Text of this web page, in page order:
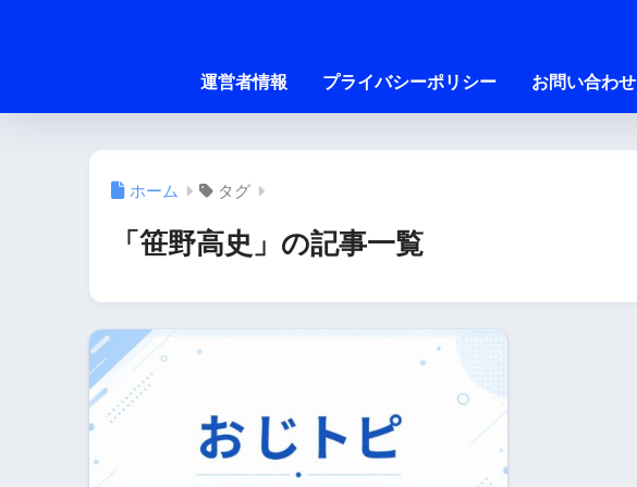
運営者情報 プライバシーポリシー お問い合わせ
ホーム タグ
「笹野高史」の記事一覧